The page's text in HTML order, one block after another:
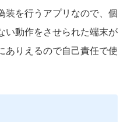
装を行うアプリなので、個
い動作をさせられた端末が
ありえるので自己責任で使